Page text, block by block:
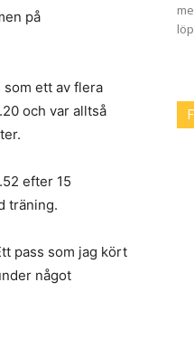
på
ett av flera
och var alltså
efter 15
träning.
pass som jag kört
något